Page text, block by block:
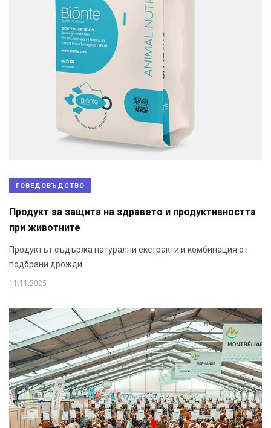
ГОВЕДОВЪДСТВО
Продукт за защита на здравето и продуктивността
при животните
Продуктът съдържа натурални екстракти и комбинация от
подбрани дрожди
11.11.2025